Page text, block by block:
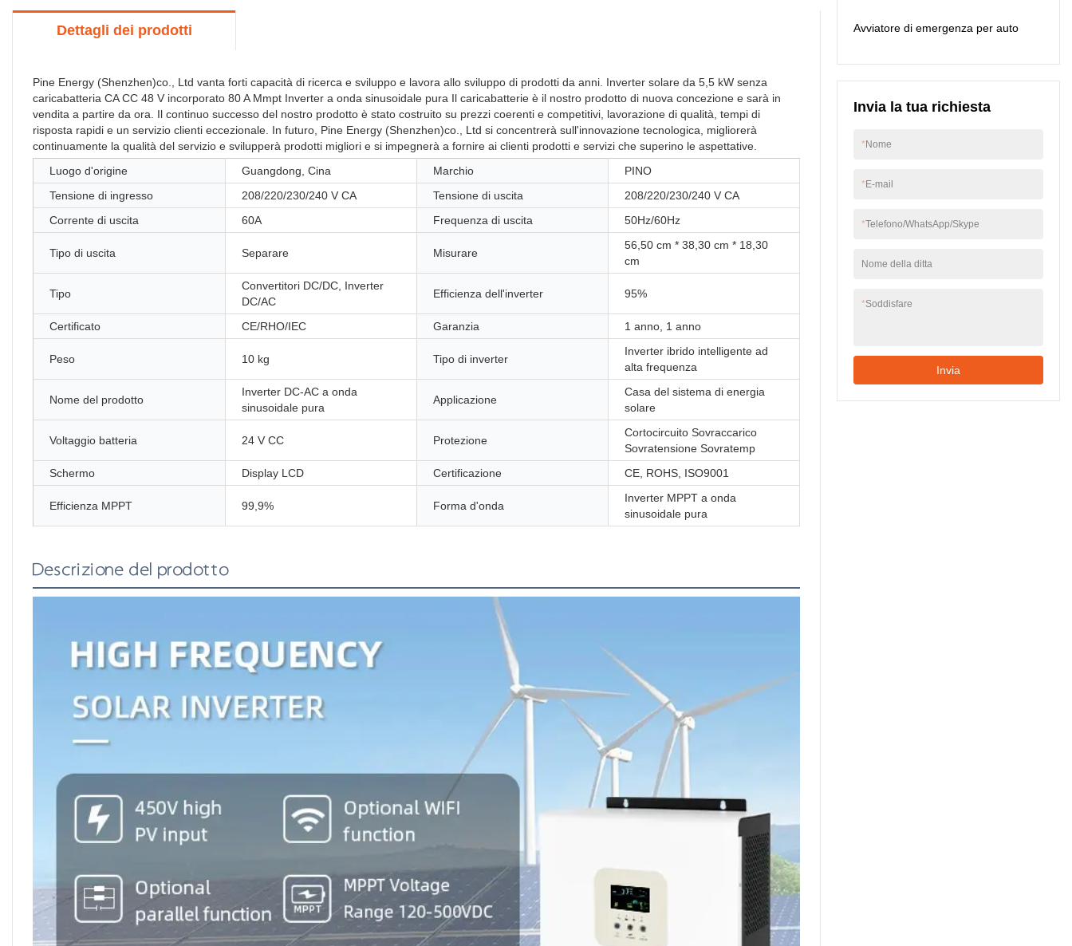
Dettagli dei prodotti
Pine Energy (Shenzhen)co., Ltd vanta forti capacità di ricerca e sviluppo e lavora allo sviluppo di prodotti da anni. Inverter solare da 5,5 kW senza
caricabatteria CA CC 48 V incorporato 80 A Mmpt Inverter a onda sinusoidale pura Il caricabatterie è il nostro prodotto di nuova concezione e sarà in
vendita a partire da ora. Il continuo successo del nostro prodotto è stato costruito su prezzi coerenti e competitivi, lavorazione di qualità, tempi di
risposta rapidi e un servizio clienti eccezionale. In futuro, Pine Energy (Shenzhen)co., Ltd si concentrerà sull'innovazione tecnologica, migliorerà
continuamente la qualità del servizio e svilupperà prodotti migliori e si impegnerà a fornire ai clienti prodotti e servizi che superino le aspettative.
Luogo d'origine
Guangdong, Cina Marchio
PINO
Tensione di ingresso
208/220/230/240 V CA Tensione di uscita
208/220/230/240 V CA
Corrente di uscita
60A Frequenza di uscita 50Hz/60Hz
Tipo di uscita Separare Misurare
56,50 cm * 38,30 cm * 18,30
cm
Tipo
Convertitori DC/DC, Inverter
DC/AC
Efficienza dell'inverter 95%
Certificato CE/RHO/IEC Garanzia 1 anno, 1 anno
Peso 10 kg Tipo di inverter
Inverter ibrido intelligente ad
alta frequenza
Nome del prodotto
Inverter DC-AC a onda
sinusoidale pura
Applicazione
Casa del sistema di energia
solare
Voltaggio batteria 24 V CC Protezione
Cortocircuito Sovraccarico
Sovratensione Sovratemp
Schermo
Display LCD Certificazione CE, ROHS, ISO9001
Efficienza MPPT 99,9% Forma d'onda
Inverter MPPT a onda
sinusoidale pura
Descrizione del prodotto
Pwm Hybrid Solar
essere vista
esterna, avviatore di
Avviatore di emergenza per auto
Invia la tua richiesta
*Nome
*E-mail
*Telefono/WhatsApp/Skype
Nome della ditta
*Soddisfare
Invia